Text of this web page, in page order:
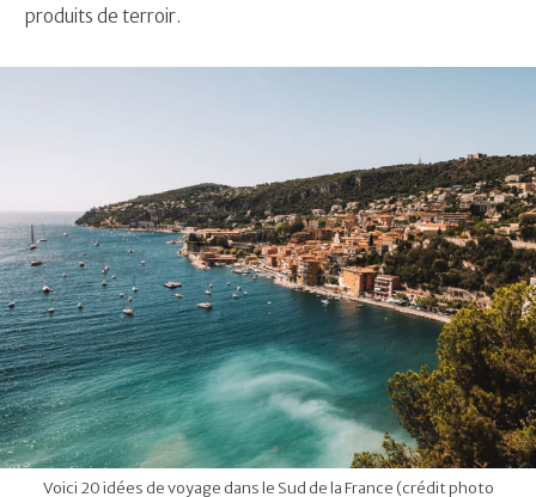
produits de terroir.
Voici 20 idées de voyage dans le Sud de la France (crédit photo